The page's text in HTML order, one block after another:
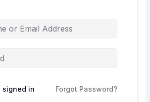
signed in Forgot Password?